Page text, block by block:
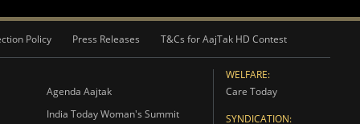
Policy Press Releases T&Cs for AajTak HD Contest
Agenda Aajtak
India Today Woman's Summit
WELFARE:
Care Today
SYNDICATION: